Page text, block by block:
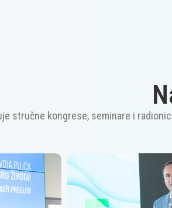
stručne kongrese, seminare i